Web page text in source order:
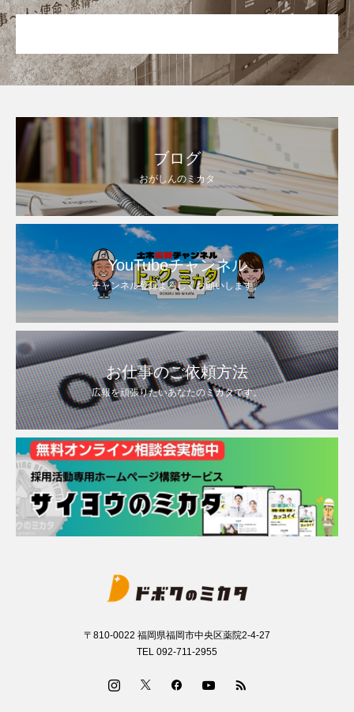
ブログ
おがしんのミカタ
YouTubeチャンネル
チャンネル登録よろしくお願いします。
お仕事のご依頼方法
広報を頑張りたいあなたのミカタです。
〒810-0022 福岡県福岡市中央区薬院2-4-27
TEL 092-711-2955